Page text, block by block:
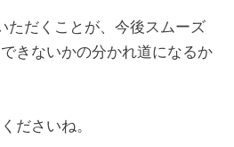
ただくことが、今後スムーズ
きないかの分かれ道になるか
ださいね。